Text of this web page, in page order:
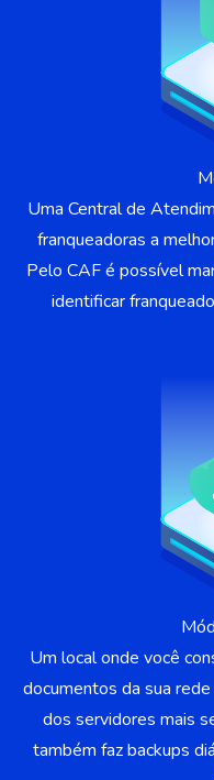
Uma Central de
franqueadoras a
Pelo CAF é possível
identificar
Um local onde você
documentos da sua
dos servidores mais
também faz backups